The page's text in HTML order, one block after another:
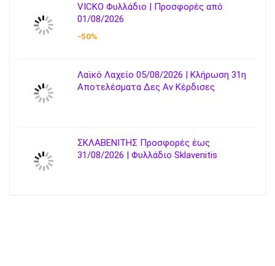
VICKO Φυλλάδιο | Προσφορές από
01/08/2026
-50%
Λαϊκό Λαχείο 05/08/2026 | Κλήρωση 31η
Αποτελέσματα Δες Αν Κέρδισες
ΣΚΛΑΒΕΝΙΤΗΣ Προσφορές έως
31/08/2026 | Φυλλάδιο Sklavenitis